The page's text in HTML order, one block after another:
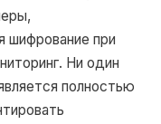
шифрование при
Ни один
полностью